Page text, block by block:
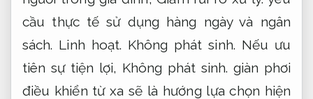
cầu thực tế sử dụng hàng ngày và ngân
sách. Linh hoạt. Không phát sinh. Nếu ưu
tiên sự tiện lợi, Không phát sinh. giàn phơi
điều khiển từ xa sẽ là hướng lựa chọn hiện